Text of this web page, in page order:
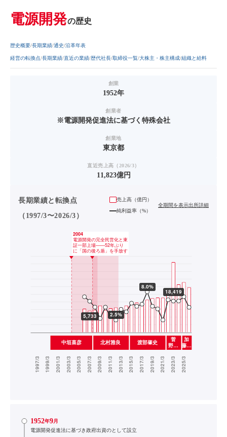
電源開発の歴史
歴史概要 長期業績 通史 沿革年表
経営の転換点 長期業績 直近の業績 歴代社長 取締役一覧 大株主・株主構成 組織と給料
創業
1952年
創業者
※電源開発促進法に基づく特殊会社
創業地
東京都
直近売上高（2026/3）
11,823億円
長期業績と転換点
（1997/3〜2026/3）
売上高（億円）
純利益率（%）
全期間を表示出所詳細
1952年9月
電源開発促進法に基づき政府出資のとして設立